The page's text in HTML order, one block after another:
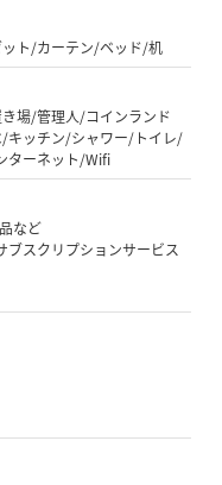
ト/カーテン/ベッド/机
場/管理人/コインランド
キッチン/シャワー/トイレ/
ターネット/Wifi
など
スクリプションサービス